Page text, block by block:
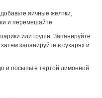
яичные желтки,
и перемешайте.
или груши. Запанируйте
запанируйте в сухарях и
и посыпьте тертой лимонной